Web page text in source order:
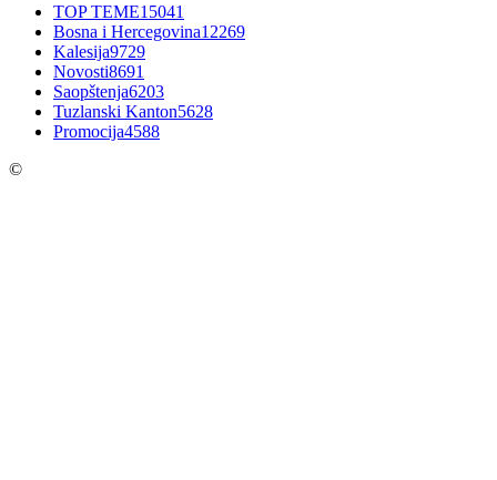
TOP TEME15041
Bosna i Hercegovina12269
Kalesija9729
Novosti8691
Saopštenja6203
Tuzlanski Kanton5628
Promocija4588
©